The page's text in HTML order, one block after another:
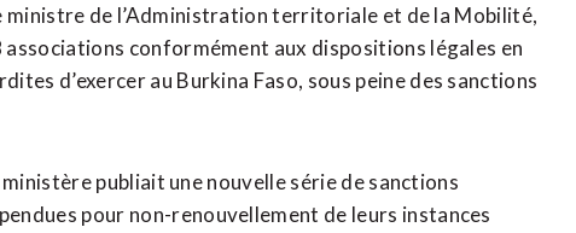
ministre de l’Administration territoriale et de la Mobilité,
conformément aux dispositions légales en
d’exercer au Burkina Faso, sous peine des sanctions
publiait une nouvelle série de sanctions
pour non-renouvellement de leurs instances